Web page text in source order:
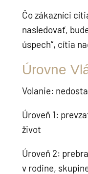
Čo zákazníci
nasledovať,
úspech“, cítia
Úrovne
Volanie:
Úroveň 1:
život
Úroveň 2:
v rodine,